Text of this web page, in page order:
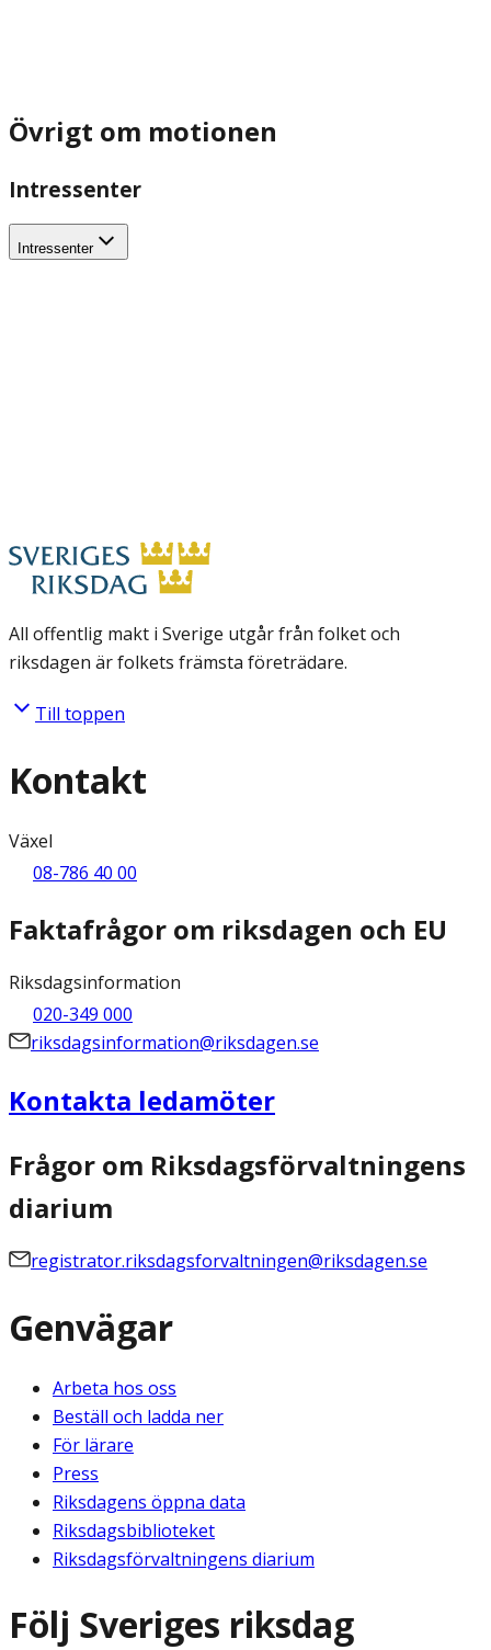
Övrigt om motionen
Intressenter
Intressenter
All offentlig makt i Sverige utgår från folket och
riksdagen är folkets främsta företrädare.
Till toppen
Kontakt
Växel
08-786 40 00
Faktafrågor om riksdagen och EU
Riksdagsinformation
020-349 000
riksdagsinformation@riksdagen.se
Kontakta ledamöter
Frågor om Riksdagsförvaltningens
diarium
registrator.riksdagsforvaltningen@riksdagen.se
Genvägar
Arbeta hos oss
Beställ och ladda ner
För lärare
Press
Riksdagens öppna data
Riksdagsbiblioteket
Riksdagsförvaltningens diarium
Följ Sveriges riksdag